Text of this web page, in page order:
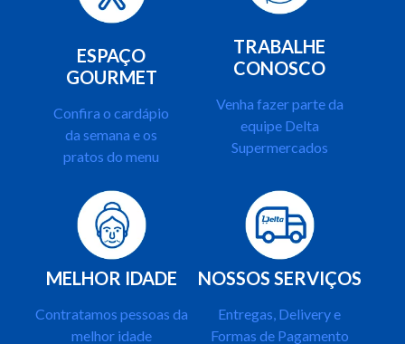
ESPAÇO
GOURMET
Confira o cardápio
da semana e os
pratos do menu
TRABALHE
CONOSCO
Venha fazer parte da
equipe Delta
Supermercados
MELHOR IDADE
Contratamos pessoas da
melhor idade
NOSSOS SERVIÇOS
Entregas, Delivery e
Formas de Pagamento